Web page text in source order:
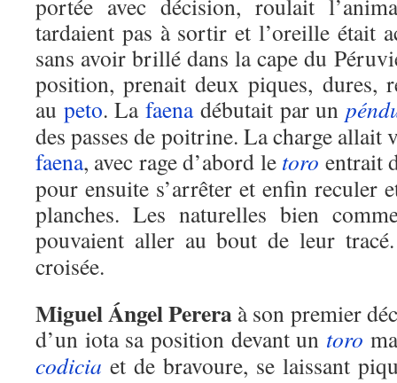
portée avec décision, roulait
tardaient pas à sortir et l’oreille était
sans avoir brillé dans la cape du
position, prenait deux piques, dures,
au peto. Lafaenadébutait par un
des passes de poitrine. La charge allait
faena, avec rage d’abord le toro entrait
pour ensuite s’arrêter et enfin reculer
planches. Les naturelles bien
pouvaient aller au bout de leur
croisée.
Miguel Ángel Perera à son premier
d’un iota sa position devant un toro
codicia et de bravoure, se laissant